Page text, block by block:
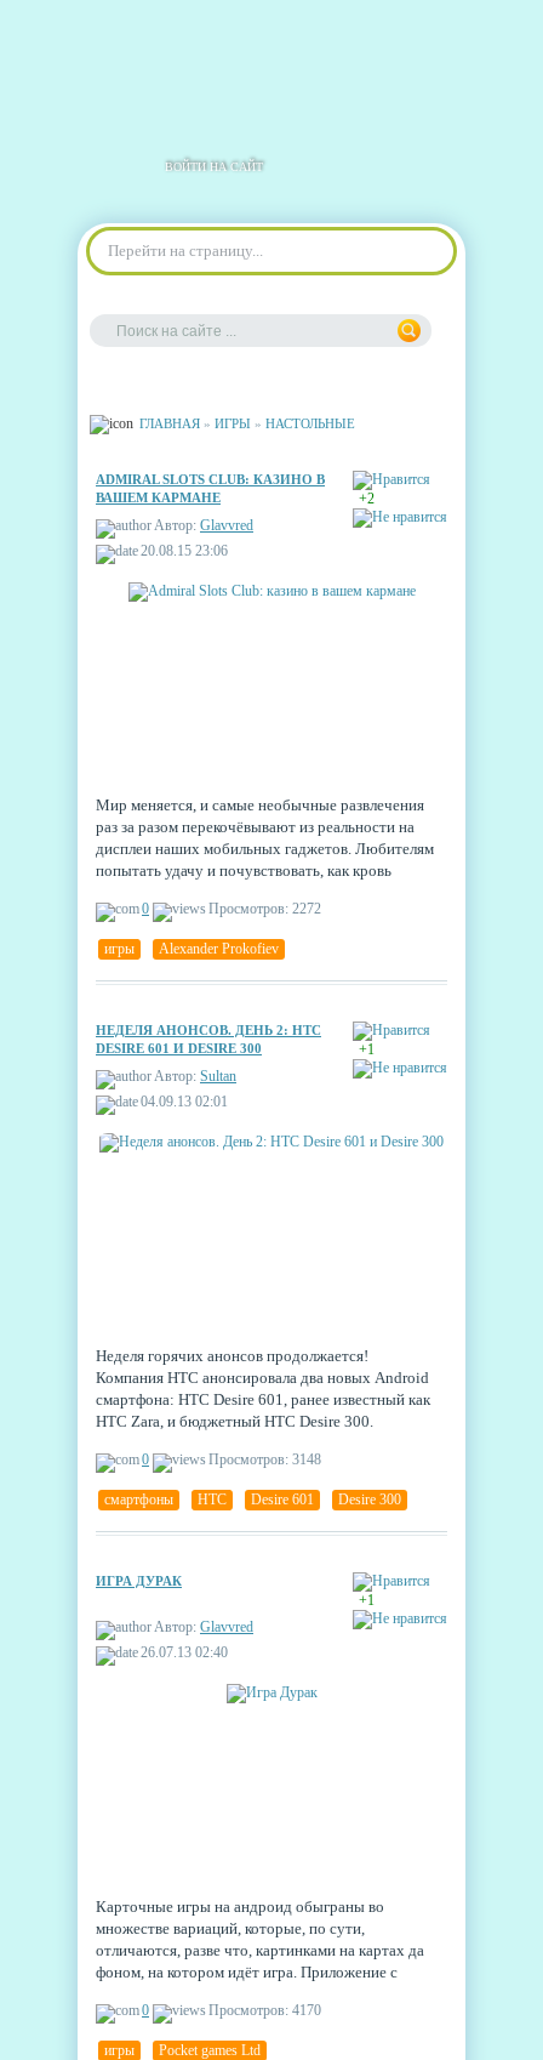
ВОЙТИ НА САЙТ
Перейти на страницу...
ГЛАВНАЯ » ИГРЫ » НАСТОЛЬНЫЕ
+2
ADMIRAL SLOTS CLUB: КАЗИНО В
ВАШЕМ КАРМАНЕ
Автор: Glavvred
20.08.15 23:06
Мир меняется, и самые необычные развлечения
раз за разом перекочёвывают из реальности на
дисплеи наших мобильных гаджетов. Любителям
попытать удачу и почувствовать, как кровь
залы игровых автоматов – всё это можно
бесплатно скачать себе на телефон в одном
приложении. Казино «Адмирал» открывает двери
для всех – никакого фейс-контроля или
0 Просмотров: 2272
игры Alexander Prokofiev
+1
НЕДЕЛЯ АНОНСОВ. ДЕНЬ 2: HTC
DESIRE 601 И DESIRE 300
Автор: Sultan
04.09.13 02:01
Неделя горячих анонсов продолжается!
Компания HTC анонсировала два новых Android
смартфона: HTC Desire 601, ранее известный как
HTC Zara, и бюджетный HTC Desire 300.
тайваньская компания приберегла для IFA 2013.
0 Просмотров: 3148
смартфоны HTC Desire 601 Desire 300
+1
ИГРА ДУРАК
Автор: Glavvred
26.07.13 02:40
Карточные игры на андроид обыграны во
множестве вариаций, которые, по сути,
отличаются, разве что, картинками на картах да
фоном, на котором идёт игра. Приложение с
числа. 0 Просмотров: 4170
игры Pocket games Ltd